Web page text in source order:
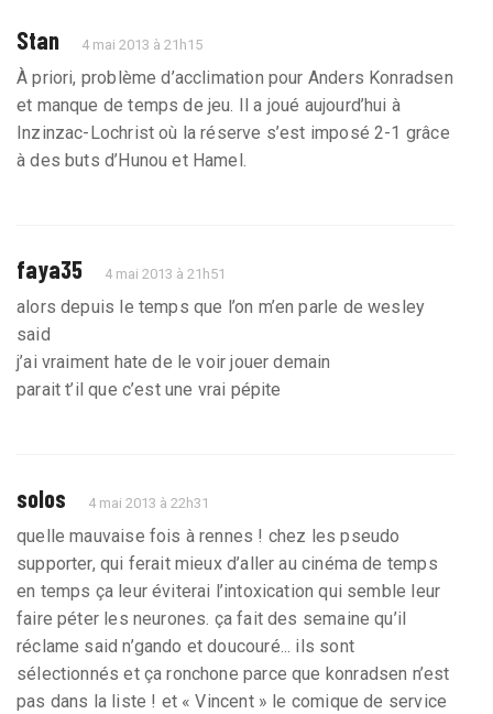
Stan 4 mai 2013 à 21h15
À priori, problème d’acclimation pour Anders Konradsen
et manque de temps de jeu. Il a joué aujourd’hui à
Inzinzac-Lochrist où la réserve s’est imposé 2-1 grâce
à des buts d’Hunou et Hamel.
faya35 4 mai 2013 à 21h51
alors depuis le temps que l’on m’en parle de wesley
said
j’ai vraiment hate de le voir jouer demain
parait t’il que c’est une vrai pépite
solos 4 mai 2013 à 22h31
quelle mauvaise fois à rennes ! chez les pseudo
supporter, qui ferait mieux d’aller au cinéma de temps
en temps ça leur éviterai l’intoxication qui semble leur
faire péter les neurones. ça fait des semaine qu’il
réclame said n’gando et doucouré... ils sont
sélectionnés et ça ronchone parce que konradsen n’est
pas dans la liste ! et « Vincent » le comique de service